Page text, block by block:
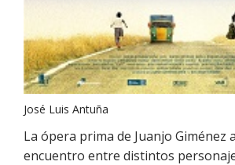
José Luis Antuña
La ópera prima de Juanjo Giménez
encuentro entre distintos